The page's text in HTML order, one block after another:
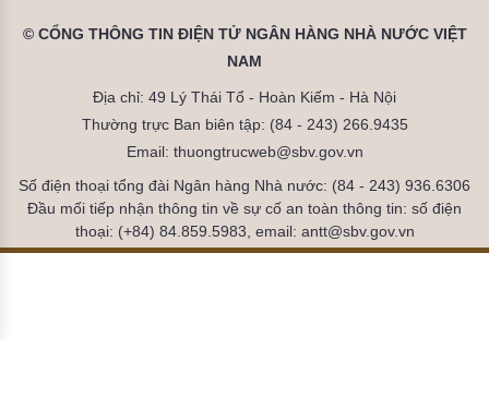
© CỔNG THÔNG TIN ĐIỆN TỬ NGÂN HÀNG NHÀ NƯỚC VIỆT
NAM
Địa chỉ: 49 Lý Thái Tổ - Hoàn Kiếm - Hà Nội
Thường trực Ban biên tập: (84 - 243) 266.9435
Email: thuongtrucweb@sbv.gov.vn
Số điện thoại tổng đài Ngân hàng Nhà nước: (84 - 243) 936.6306
Đầu mối tiếp nhận thông tin về sự cố an toàn thông tin: số điện
thoại: (+84) 84.859.5983, email: antt@sbv.gov.vn